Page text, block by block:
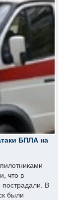
БПЛА на
что в
пострадали. В
были